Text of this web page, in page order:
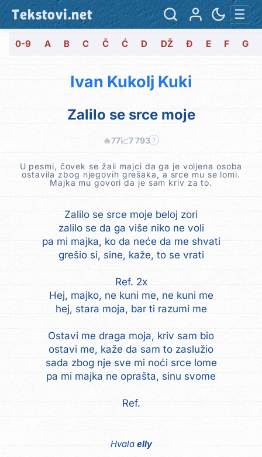
Tekstovi.net ☰
0-9 A B C Č Ć D DŽ Đ E F G
Ivan Kukolj Kuki
Zalilo se srce moje
🔥77📈7 793 ?
U pesmi, čovek se žali majci da ga je voljena osoba
ostavila zbog njegovih grešaka, a srce mu se lomi.
Majka mu govori da je sam kriv za to.
Zalilo se srce moje beloj zori
zalilo se da ga više niko ne voli
pa mi majka, ko da neće da me shvati
grešio si, sine, kaže, to se vrati
Ref. 2x
Hej, majko, ne kuni me, ne kuni me
hej, stara moja, bar ti razumi me
Ostavi me draga moja, kriv sam bio
ostavi me, kaže da sam to zaslužio
sada zbog nje sve mi noći srce lome
pa mi majka ne oprašta, sinu svome
Ref.
Hvala elly